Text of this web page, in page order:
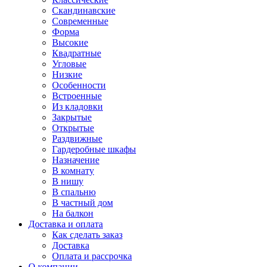
Скандинавские
Современные
Форма
Высокие
Квадратные
Угловые
Низкие
Особенности
Встроенные
Из кладовки
Закрытые
Открытые
Раздвижные
Гардеробные шкафы
Назначение
В комнату
В нишу
В спальню
В частный дом
На балкон
Доставка и оплата
Как сделать заказ
Доставка
Оплата и рассрочка